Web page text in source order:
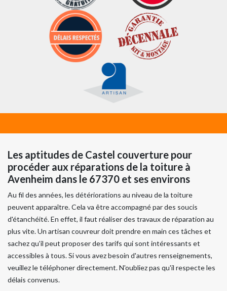
Les aptitudes de Castel couverture pour
procéder aux réparations de la toiture à
Avenheim dans le 67370 et ses environs
Au fil des années, les détériorations au niveau de la toiture
peuvent apparaître. Cela va être accompagné par des soucis
d'étanchéité. En effet, il faut réaliser des travaux de réparation au
plus vite. Un artisan couvreur doit prendre en main ces tâches et
sachez qu'il peut proposer des tarifs qui sont intéressants et
accessibles à tous. Si vous avez besoin d'autres renseignements,
veuillez le téléphoner directement. N'oubliez pas qu'il respecte les
délais convenus.